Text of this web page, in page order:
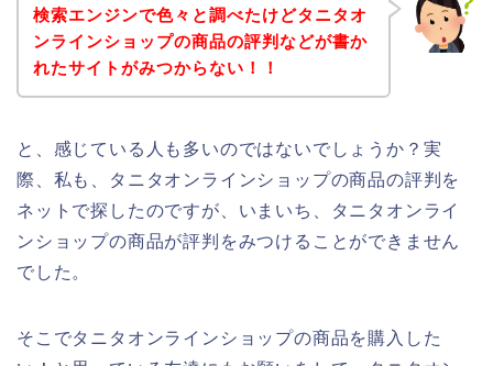
検索エンジンで色々と調べたけどタニタオ
ンラインショップの商品の評判などが書か
れたサイトがみつからない！！
と、感じている人も多いのではないでしょうか？実
際、私も、タニタオンラインショップの商品の評判を
ネットで探したのですが、いまいち、タニタオンライ
ンショップの商品が評判をみつけることができません
でした。
そこでタニタオンラインショップの商品を購入した